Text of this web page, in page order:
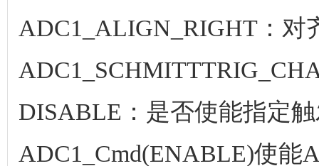
ADC1_ALIGN_RIGHT：对
DISABLE：是否使能指定
ADC1_Cmd(ENABLE)使能